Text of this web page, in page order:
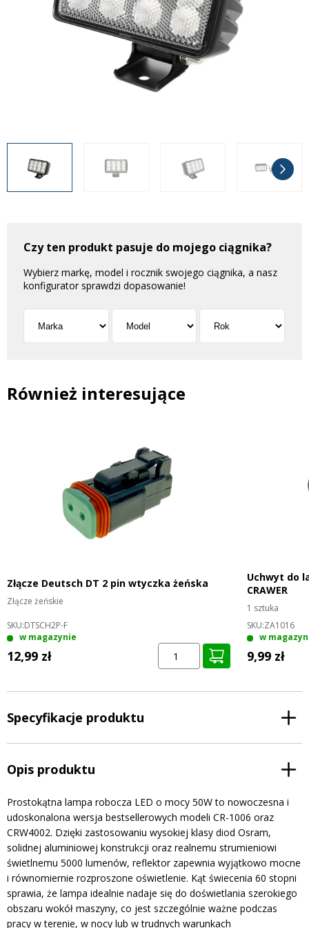
Często zadawane pytania
Bezpłatny projekt oświetlenia
+48 81 884 70 94
Często zadawane pytania
Czy ten produkt pasuje do mojego ciągnika?
Wybierz markę, model i rocznik swojego ciągnika, a nasz
konfigurator sprawdzi dopasowanie!
Również interesujące
Złącze Deutsch DT 2 pin wtyczka żeńska
Złącze żeńskie
SKU:DTSCH2P-F
w magazynie
12,99 zł
Uchwyt do
CRAWER
1 sztuka
SKU:ZA1016
w
9,99 zł
Specyfikacje produktu
Opis produktu
Prostokątna lampa robocza LED o mocy 50W to nowoczesna i
udoskonalona wersja bestsellerowych modeli CR-1006 oraz
CRW4002. Dzięki zastosowaniu wysokiej klasy diod Osram,
solidnej aluminiowej konstrukcji oraz realnemu strumieniowi
świetlnemu 5000 lumenów, reflektor zapewnia wyjątkowo mocne
i równomiernie rozproszone oświetlenie. Kąt świecenia 60 stopni
sprawia, że lampa idealnie nadaje się do doświetlania szerokiego
obszaru wokół maszyny, co jest szczególnie ważne podczas
pracy w terenie, w nocy lub w trudnych warunkach